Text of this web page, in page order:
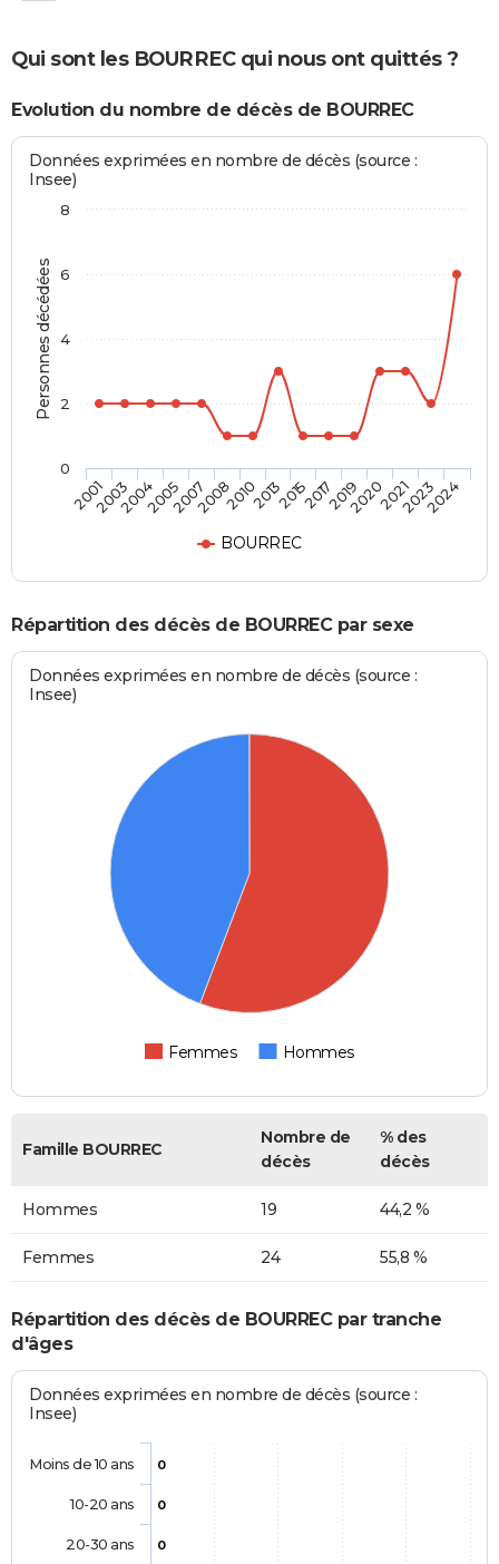
Qui sont les BOURREC qui nous ont quittés ?
Evolution du nombre de décès de BOURREC
Personnes décédées
Données exprimées en nombre de décès (source :
Insee)
BOURREC
200120032004200520072008201020132015201720192020202120232024
0
2
4
6
8
Répartition des décès de BOURREC par sexe
Données exprimées en nombre de décès (source :
Insee)
Femmes Hommes
Famille BOURREC
Nombre de
décès
% des
décès
Hommes 19 44,2 %
Femmes 24 55,8 %
Répartition des décès de BOURREC par tranche
d'âges
Données exprimées en nombre de décès (source :
Insee)
0
0
0
Moins de 10 ans
10-20 ans
20-30 ans